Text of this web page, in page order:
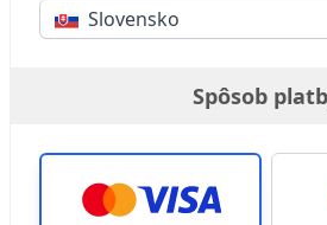
Slovensko
Spôsob